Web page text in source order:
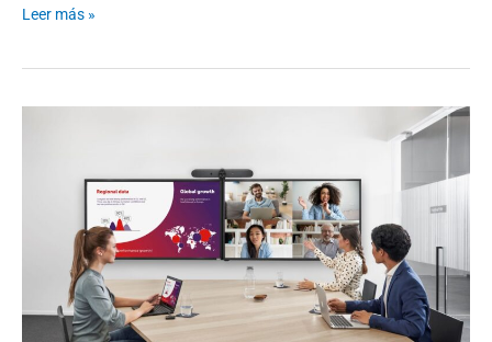
Leer más »
Transformación
Trabajo
Híbrido